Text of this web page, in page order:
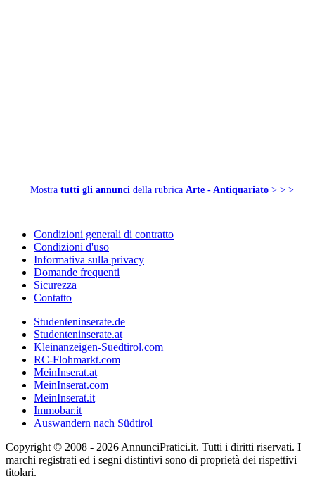
Mostra tutti gli annunci della rubrica Arte - Antiquariato > > >
Condizioni generali di contratto
Condizioni d'uso
Informativa sulla privacy
Domande frequenti
Sicurezza
Contatto
Studenteninserate.de
Studenteninserate.at
Kleinanzeigen-Suedtirol.com
RC-Flohmarkt.com
MeinInserat.at
MeinInserat.com
MeinInserat.it
Immobar.it
Auswandern nach Südtirol
Copyright © 2008 - 2026 AnnunciPratici.it. Tutti i diritti riservati. I
marchi registrati ed i segni distintivi sono di proprietà dei rispettivi
titolari.